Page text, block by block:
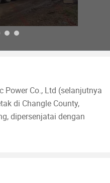
Power Co., Ltd (selanjutnya
di Changle County,
dipersenjatai dengan